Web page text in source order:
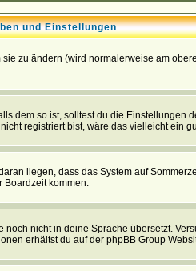
und Einstellungen
sie zu ändern (wird normalerweise am
dem so ist, solltest du die
registriert bist, wäre das vielleicht ein
liegen, dass das System auf
Boardzeit kommen.
nicht in deine Sprache übersetzt.
erhältst du auf der phpBB Group